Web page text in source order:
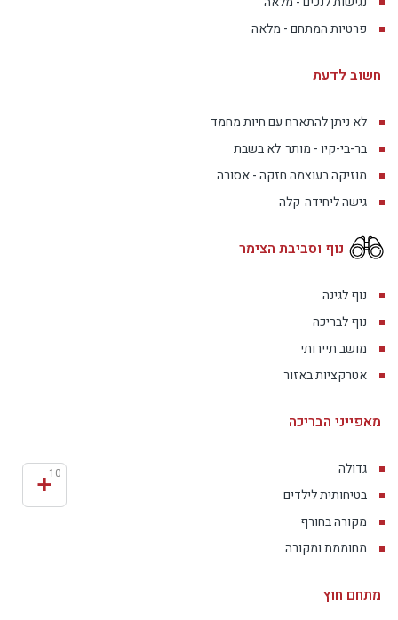
פרטיות המתחם - מלאה
חשוב לדעת
לא ניתן להתארח עם חיות מחמד
בר-בי-קיו - מותר לא בשבת
מוזיקה בעוצמה חזקה - אסורה
גישה ליחידה קלה
נוף וסביבת הצימר
נוף לגינה
נוף לבריכה
מושב תיירותי
אטרקציות באזור
מאפייני הבריכה
גדולה
בטיחותית לילדים
מקורה בחורף
מחוממת ומקורה
+10
מתחם חוץ